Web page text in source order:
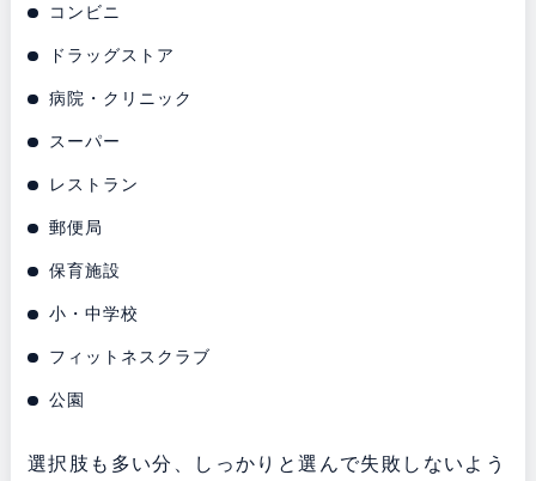
コンビニ
ドラッグストア
病院・クリニック
スーパー
レストラン
郵便局
保育施設
小・中学校
フィットネスクラブ
公園
選択肢も多い分、しっかりと選んで失敗しないよう